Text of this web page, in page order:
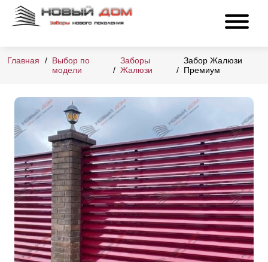
Главная
Выбор по
модели
Заборы
Жалюзи
Забор Жалюзи
Премиум